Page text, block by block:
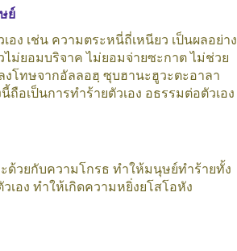
ย์
อง เช่น ความตระหนี่ถี่เหนียว เป็นผลอย่าง
ไม่ยอมบริจาค ไม่ยอมจ่ายซะกาตไม่ช่วย
งโทษจากอัลลอฮฺ ซุบฮานะฮูวะตะอาลา
ถือเป็นการทำร้ายตัวเอง อธรรมต่อตัวเอง
ะด้วยกับความโกรธ ทำให้มนุษย์ทำร้ายทั้ง
เอง ทำให้เกิดความหยิ่งยโสโอหัง